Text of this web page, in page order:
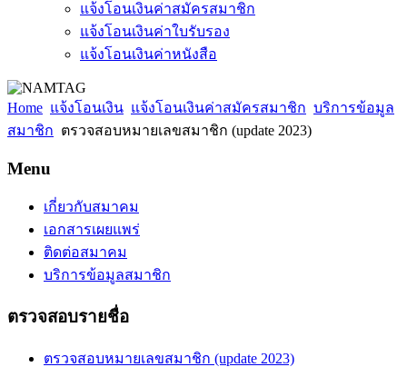
แจ้งโอนเงินค่าสมัครสมาชิก
แจ้งโอนเงินค่าใบรับรอง
แจ้งโอนเงินค่าหนังสือ
Home แจ้งโอนเงิน แจ้งโอนเงินค่าสมัครสมาชิก บริการข้อมูล
สมาชิก ตรวจสอบหมายเลขสมาชิก (update 2023)
Menu
เกี่ยวกับสมาคม
เอกสารเผยแพร่
ติดต่อสมาคม
บริการข้อมูลสมาชิก
ตรวจสอบรายชื่อ
ตรวจสอบหมายเลขสมาชิก (update 2023)